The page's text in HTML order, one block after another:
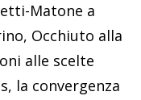
Matone a
Occhiuto alla
alle scelte
la convergenza